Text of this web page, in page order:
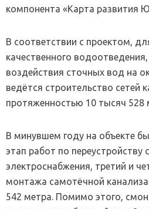
компонента «Карта развития
В соответствии с проектом,
качественного
воздействия сточных вод на
ведётся строительство сетей
протяженностью 10 тысяч 528
В минувшем году на объекте
этап работ по переустройству
электроснабжения, третий и
монтажа самотёчной
542 метра. Помимо этого,